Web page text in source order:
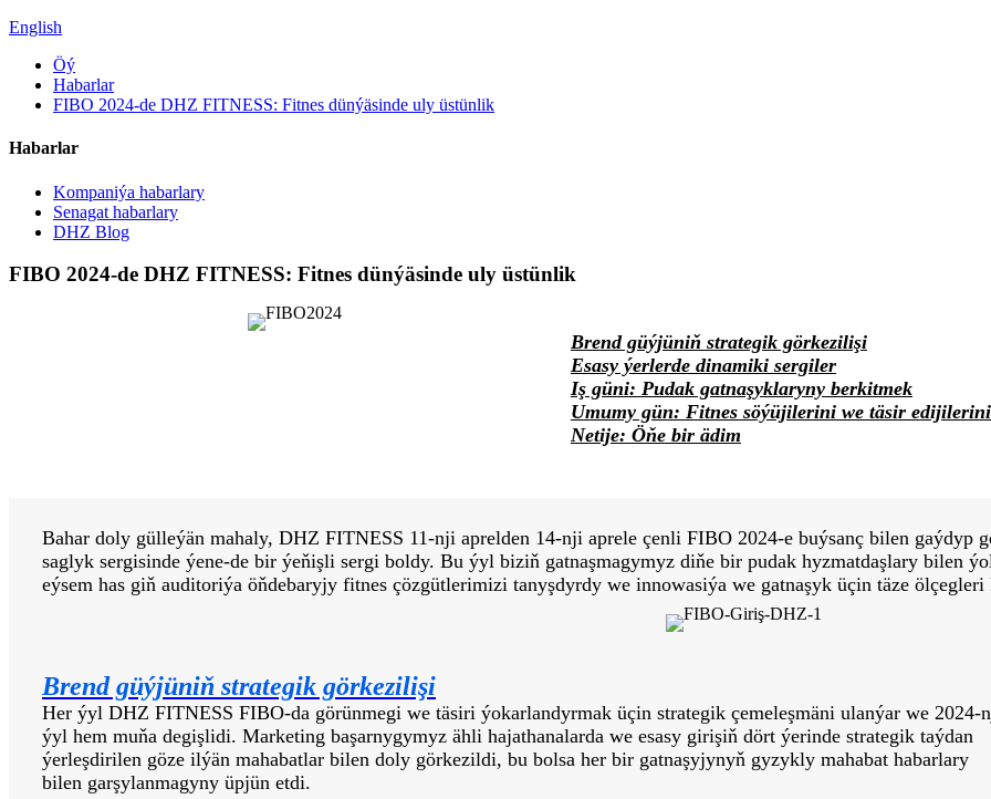
English
Öý
Habarlar
FIBO 2024-de DHZ FITNESS: Fitnes dünýäsinde uly üstünlik
Habarlar
Kompaniýa habarlary
Senagat habarlary
DHZ Blog
FIBO 2024-de DHZ FITNESS: Fitnes dünýäsinde uly üstünlik
Brend güýjüniň strategik görkezilişi
Esasy ýerlerde dinamiki sergiler
Iş güni: Pudak gatnaşyklaryny berkitmek
Umumy gün: Fitnes söýüjilerini we täsir
Netije: Öňe bir ädim
Bahar doly gülleýän mahaly, DHZ FITNESS 11-nji aprelden 14-nji aprele çenli FIBO 2024-e buýsanç bilen gaýdyp
saglyk sergisinde ýene-de bir ýeňişli sergi boldy. Bu ýyl biziň gatnaşmagymyz diňe bir pudak hyzmatdaşlary bilen
eýsem has giň auditoriýa öňdebaryjy fitnes çözgütlerimizi tanyşdyrdy we innowasiýa we gatnaşyk üçin täze ölçegleri
Brend güýjüniň strategik görkezilişi
Her ýyl DHZ FITNESS FIBO-da görünmegi we täsiri ýokarlandyrmak üçin strategik çemeleşmäni ulanýar we 2024-
ýyl hem muňa degişlidi. Marketing başarnygymyz ähli hajathanalarda we esasy girişiň dört ýerinde strategik taýdan
ýerleşdirilen göze ilýän mahabatlar bilen doly görkezildi, bu bolsa her bir gatnaşyjynyň gyzykly mahabat habarlary
bilen garşylanmagyny üpjün etdi.